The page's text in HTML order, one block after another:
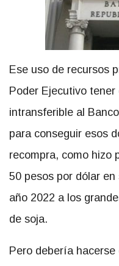
Ese uso de recursos
Poder Ejecutivo
intransferible al
para conseguir esos
recompra, como hizo
50 pesos por dólar
año 2022 a los
de soja.
Pero debería